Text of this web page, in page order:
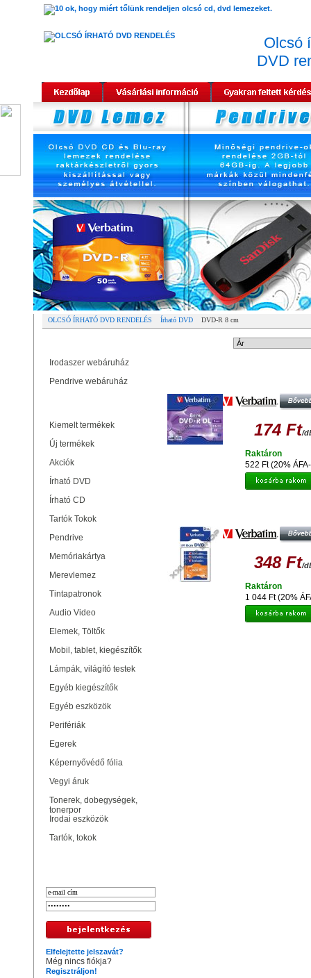
Olcsó
DVD
OLCSÓ ÍRHATÓ DVD RENDELÉS Írható DVD DVD-R 8 cm
Irodaszer webáruház
Pendrive webáruház
Kiemelt termékek
Új termékek
Akciók
Írható DVD
Írható CD
Tartók Tokok
Pendrive
Memóriakártya
Merevlemez
Tintapatronok
Audio Video
Elemek, Töltők
Mobil, tablet, kiegészítők
Lámpák, világító testek
Egyéb kiegészítők
Egyéb eszközök
Perifériák
Egerek
Képernyővédő fólia
Vegyi áruk
Tonerek, dobegységek,
tonerpor
Irodai eszközök
Tartók, tokok
Elfelejtette jelszavát?
Még nincs fiókja?
Regisztráljon!
174 Ft/
522 Ft (20%
Raktáron
348 Ft/
1 044 Ft (20%
Raktáron